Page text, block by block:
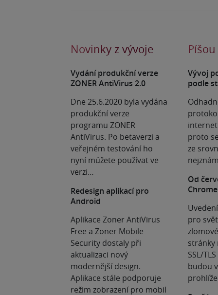
Novinky z vývoje
Vydání produkční verze
ZONER AntiVirus 2.0
Dne 25.6.2020 byla vydána
produkční verze
programu ZONER
AntiVirus. Po betaverzi a
veřejném testování ho
nyní můžete používat ve
verzi…
Redesign aplikací pro
Android
Aplikace Zoner AntiVirus
Free a Zoner Mobile
Security dostaly při
aktualizaci nový
modernější design.
Aplikace stále podporuje
režim zobrazení pro mobil
Vývoj
podle
proto
ze
Od
pro
stránky
SSL/
budou